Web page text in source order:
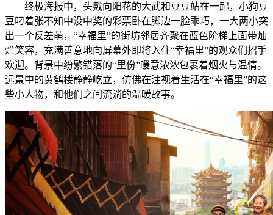
终极海报中，头戴向阳花的大武和豆豆站在一起，小狗豆
豆叼着张不知中没中奖的彩票卧在脚边一脸乖巧，一大两小突
出一个反差萌，“幸福里”的街坊邻居齐聚在蓝色阶梯上面带灿
烂笑容，充满善意地向屏幕外即将入住“幸福里”的观众们招手
欢迎。背景中纷繁错落的“里份”暖意浓浓包裹着烟火与温情。
远景中的黄鹤楼静静屹立，仿佛在注视着生活在“幸福里”的这
些小人物，和他们之间流淌的温暖故事。